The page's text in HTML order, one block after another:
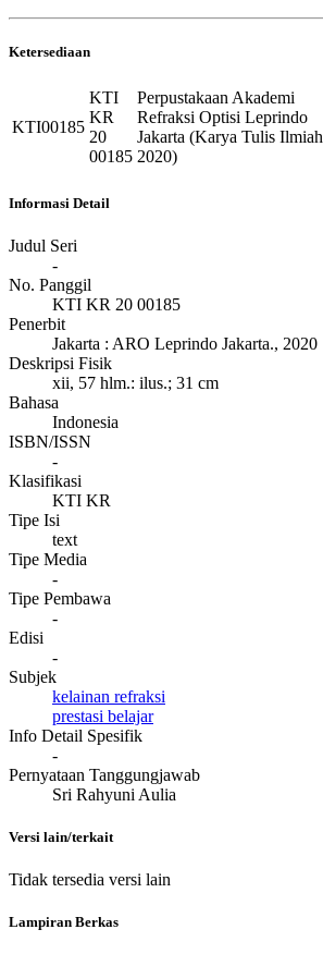
Ketersediaan
KTI00185
KTI
KR
20
00185
Perpustakaan Akademi
Refraksi Optisi Leprindo
Jakarta (Karya Tulis Ilmiah
2020)
Informasi Detail
Judul Seri
-
No. Panggil
KTI KR 20 00185
Penerbit
Jakarta : ARO Leprindo Jakarta., 2020
Deskripsi Fisik
xii, 57 hlm.: ilus.; 31 cm
Bahasa
Indonesia
ISBN/ISSN
-
Klasifikasi
KTI KR
Tipe Isi
text
Tipe Media
-
Tipe Pembawa
-
Edisi
-
Subjek
kelainan refraksi
prestasi belajar
Info Detail Spesifik
-
Pernyataan Tanggungjawab
Sri Rahyuni Aulia
Versi lain/terkait
Tidak tersedia versi lain
Lampiran Berkas